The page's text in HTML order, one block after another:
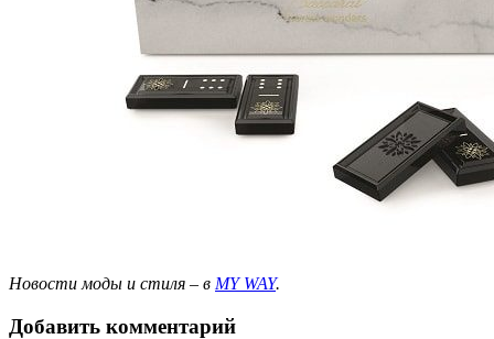
Новости моды и стиля – в MY WAY.
Добавить комментарий